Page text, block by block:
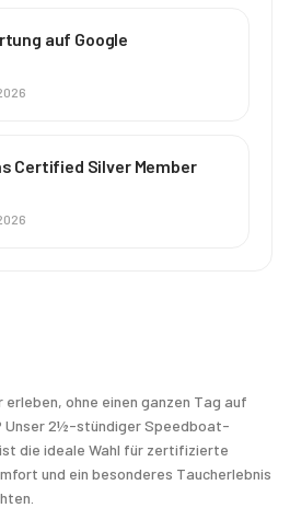
auf Google
Certified Silver Member
ohne einen ganzen Tag auf
Unser 2½-stündiger Speedboat-
die ideale Wahl für zertifizierte
und ein besonderes Taucherlebnis